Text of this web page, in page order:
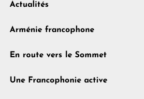
Actualités
Arménie francophone
En route vers le Sommet
Une Francophonie active